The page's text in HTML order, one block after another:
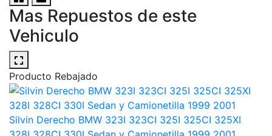
Mas Repuestos de este
Vehiculo
Producto Rebajado
Silvin Derecho BMW 323I 323CI 325I 325CI 325XI